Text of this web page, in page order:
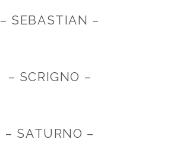
– SEBASTIAN –
– SCRIGNO –
– SATURNO –